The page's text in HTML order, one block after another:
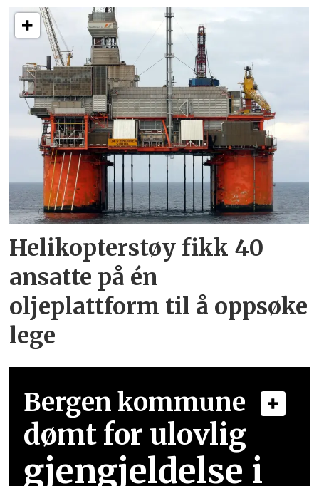
Helikopterstøy fikk 40
ansatte på én
oljeplattform til å oppsøke
lege
Bergen kommune
dømt for ulovlig
gjengjeldelse i